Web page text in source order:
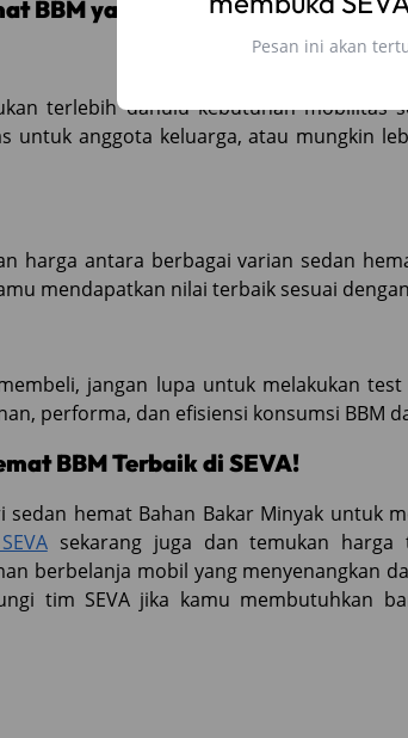
Pesan ini akan
BBM yang Tepat
terlebih dahulu kebutuhan mobilitas
untuk anggota keluarga, atau mungkin
harga antara berbagai varian sedan
mendapatkan nilai terbaik sesuai
jangan lupa untuk melakukan
performa, dan efisiensi konsumsi BBM
BBM Terbaik di SEVA!
sedan hemat Bahan Bakar Minyak untuk
SEVAsekarang juga dan temukan harga
berbelanja mobil yang menyenangkan
tim SEVA jika kamu membutuhkan